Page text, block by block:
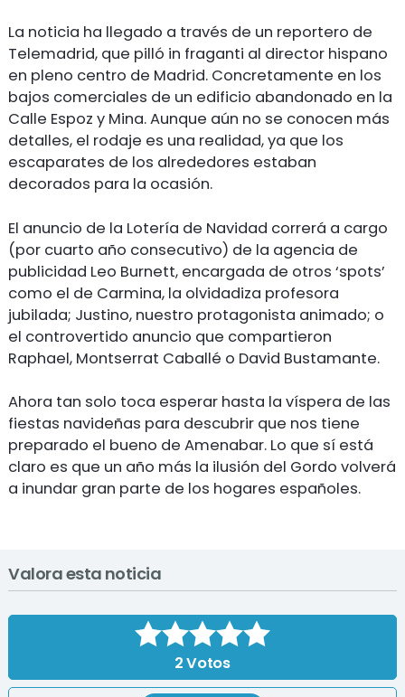
La noticia ha llegado a través de un reportero de
Telemadrid, que pilló in fraganti al director hispano
en pleno centro de Madrid. Concretamente en los
bajos comerciales de un edificio abandonado en la
Calle Espoz y Mina. Aunque aún no se conocen más
detalles, el rodaje es una realidad, ya que los
escaparates de los alrededores estaban
decorados para la ocasión.
El anuncio de la Lotería de Navidad correrá a cargo
(por cuarto año consecutivo) de la agencia de
publicidad Leo Burnett, encargada de otros ‘spots’
como el de Carmina, la olvidadiza profesora
jubilada; Justino, nuestro protagonista animado; o
el controvertido anuncio que compartieron
Raphael, Montserrat Caballé o David Bustamante.
Ahora tan solo toca esperar hasta la víspera de las
fiestas navideñas para descubrir que nos tiene
preparado el bueno de Amenabar. Lo que sí está
claro es que un año más la ilusión del Gordo volverá
a inundar gran parte de los hogares españoles.
Valora esta noticia
2Votos